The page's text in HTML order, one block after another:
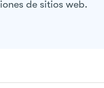
de sitios web.